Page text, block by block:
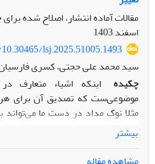
مقالات آماده انتشار، اصلاح شده برای
اسفند 1403
lsj.2025.51005.1493
سید محمد علی حجتی، کسری
چکیده
اینکه اشیاء متعارف
موضوعی‌ست که تصدیق آن برای
مثلا نوک مداد در دست ما می‌تواند
مداد قبل بدانیم؛ با این تغییر
این موضوع اصلا به این سادگی
همواره کسانی بوده‌اند-پارمنیدس،
بیشتر